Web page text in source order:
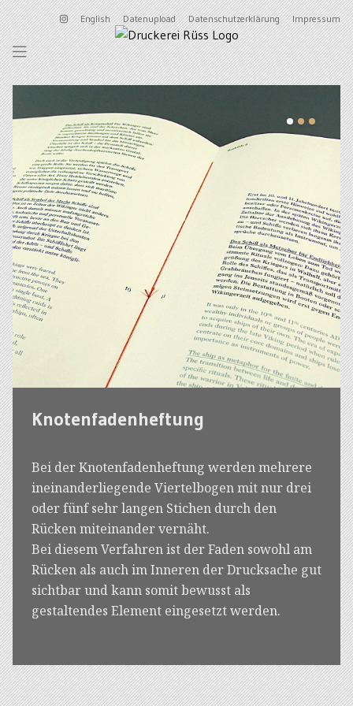
English Datenupload Datenschutzerklärung Impressum
Knotenfadenheftung
Bei der Knotenfadenheftung werden mehrere
ineinanderliegende Viertelbogen mit nur drei
oder fünf sehr langen Stichen durch den
Rücken miteinander vernäht.
Bei diesem Verfahren ist der Faden sowohl am
Rücken als auch im Inneren der Drucksache gut
sichtbar und kann somit bewusst als
gestaltendes Element eingesetzt werden.